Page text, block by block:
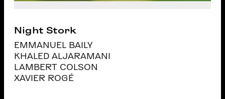
Night Stork
EMMANUEL BAILY
KHALED ALJARAMANI
LAMBERT COLSON
XAVIER ROGÉ